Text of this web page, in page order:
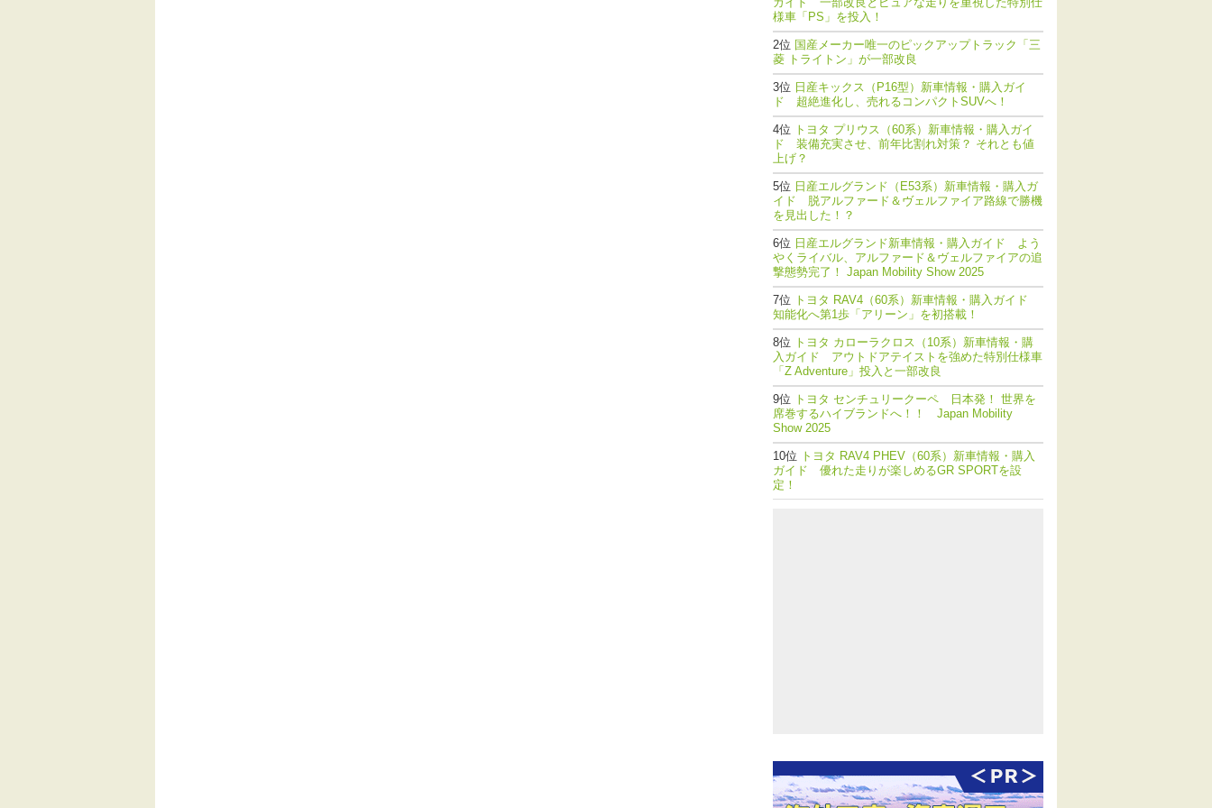
様車「PS」を投入！
国産メーカー唯一のピックアップトラック「三
菱 トライトン」が一部改良
日産キックス（P16型）新車情報・購入ガイ
ド 超絶進化し、売れるコンパクトSUVへ！
トヨタ プリウス（60系）新車情報・購入ガイ
ド 装備充実させ、前年比割れ対策？ それとも値
上げ？
日産エルグランド（E53系）新車情報・購入ガ
イド 脱アルファード＆ヴェルファイア路線で勝機
を見出した！？
日産エルグランド新車情報・購入ガイド よう
やくライバル、アルファード＆ヴェルファイアの追
撃態勢完了！ Japan Mobility Show 2025
トヨタ RAV4（60系）新車情報・購入ガイド
知能化へ第1歩「アリーン」を初搭載！
トヨタ カローラクロス（10系）新車情報・購
入ガイド アウトドアテイストを強めた特別仕様車
「Z Adventure」投入と一部改良
トヨタ センチュリークーペ 日本発！ 世界を
席巻するハイブランドへ！！ Japan Mobility
Show 2025
トヨタ RAV4 PHEV（60系）新車情報・購入
ガイド 優れた走りが楽しめるGR SPORTを設
定！